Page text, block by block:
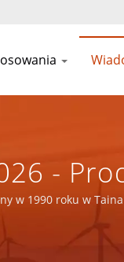
-
ISO
w 1990 roku w
ISO